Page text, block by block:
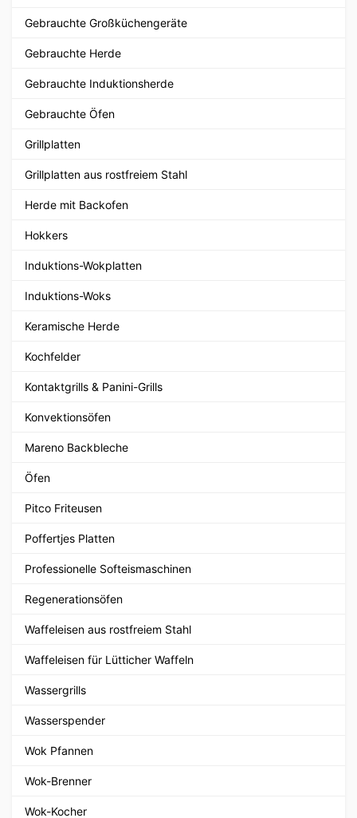
Gebrauchte Großküchengeräte
Gebrauchte Herde
Gebrauchte Induktionsherde
Gebrauchte Öfen
Grillplatten
Grillplatten aus rostfreiem Stahl
Herde mit Backofen
Hokkers
Induktions-Wokplatten
Induktions-Woks
Keramische Herde
Kochfelder
Kontaktgrills & Panini-Grills
Konvektionsöfen
Mareno Backbleche
Öfen
Pitco Friteusen
Poffertjes Platten
Professionelle Softeismaschinen
Regenerationsöfen
Waffeleisen aus rostfreiem Stahl
Waffeleisen für Lütticher Waffeln
Wassergrills
Wasserspender
Wok Pfannen
Wok-Brenner
Wok-Kocher